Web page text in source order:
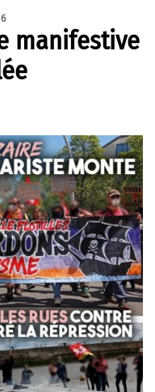
manifestive